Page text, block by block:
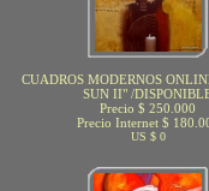
CUADROS MODERNOS
SUN II" /
Precio $ 250.000
Precio Internet $
US $ 0